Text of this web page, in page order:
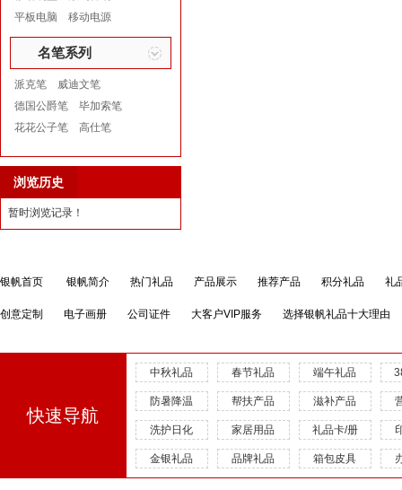
平板电脑
移动电源
名笔系列
派克笔
威迪文笔
德国公爵笔
毕加索笔
花花公子笔
高仕笔
浏览历史
暂时浏览记录！
银帆首页 银帆简介 热门礼品 产品展示 推荐产品 积分礼品 礼
创意定制 电子画册 公司证件 大客户VIP服务 选择银帆礼品十大理由
快速导航
中秋礼品 春节礼品 端午礼品
防暑降温 帮扶产品 滋补产品
洗护日化 家居用品 礼品卡/册
金银礼品 品牌礼品 箱包皮具